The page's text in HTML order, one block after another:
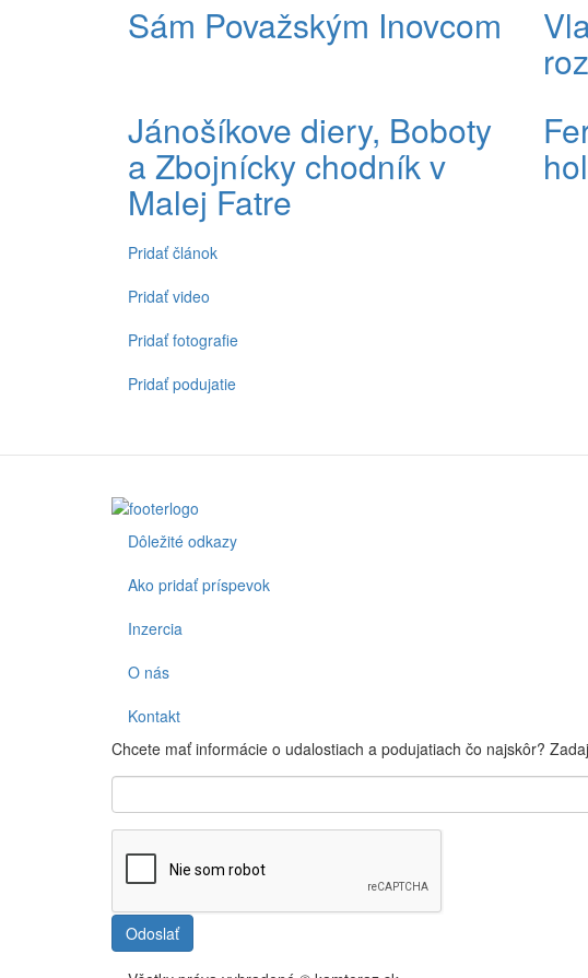
Sám Považským Inovcom
Jánošíkove diery, Boboty
a Zbojnícky chodník v
Malej Fatre
Spodné
menu
Pridať článok
Pridať video
Pridať fotografie
Pridať podujatie
Footer
Dôležité odkazy
Ako pridať príspevok
Inzercia
O nás
Kontakt
Chcete mať informácie o udalostiach a podujatiach čo najskôr?
Odoslať